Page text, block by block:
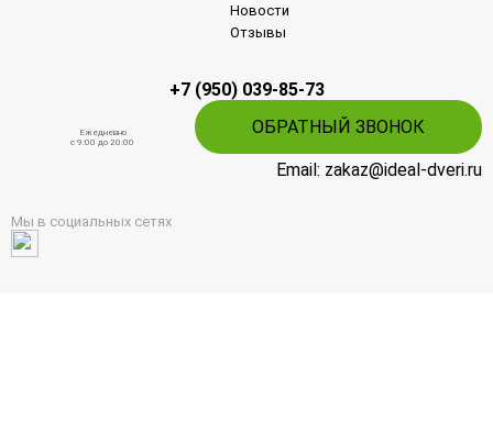
Новости
Отзывы
+7 (950) 039-85-73
Ежедневно
c 9:00 до 20:00
ОБРАТНЫЙ ЗВОНОК
Email: zakaz@ideal-dveri.ru
Мы в социальных сетях